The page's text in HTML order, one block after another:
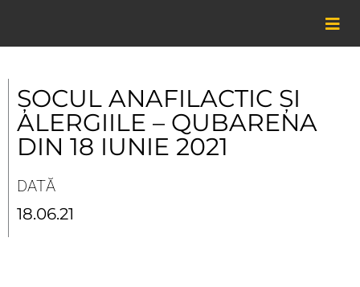
content
ȘOCUL ANAFILACTIC ȘI
ALERGIILE – QUBARENA
DIN 18 IUNIE 2021
DATĂ
18.06.21